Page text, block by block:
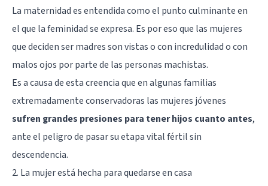
La maternidad es entendida como el punto culminante en
el que la feminidad se expresa. Es por eso que las mujeres
que deciden ser madres son vistas o con incredulidad o con
malos ojos por parte de las personas machistas.
Es a causa de esta creencia que en algunas familias
extremadamente conservadoras las mujeres jóvenes
sufren grandes presiones para tener hijos cuanto antes,
ante el peligro de pasar su etapa vital fértil sin
descendencia.
2. La mujer está hecha para quedarse en casa